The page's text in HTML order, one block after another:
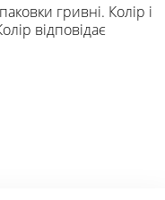
гривні. Колір і
відповідає